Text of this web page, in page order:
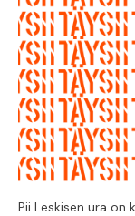
Pii Leskisen ura on